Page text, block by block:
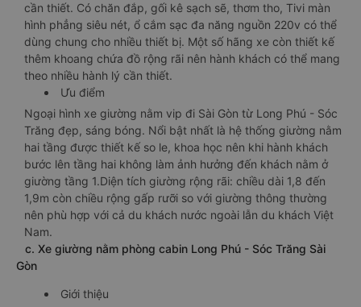
cần thiết. Có chăn đắp, gối kê sạch sẽ, thơm tho, Tivi màn
hình phẳng siêu nét, ổ cắm sạc đa năng nguồn 220v có thể
dùng chung cho nhiều thiết bị. Một số hãng xe còn thiết kế
thêm khoang chứa đồ rộng rãi nên hành khách có thể mang
theo nhiều hành lý cần thiết.
Ưu điểm
Ngoại hình xe giường nằm vip đi Sài Gòn từ Long Phú - Sóc
Trăng đẹp, sáng bóng. Nổi bật nhất là hệ thống giường nằm
hai tầng được thiết kế so le, khoa học nên khi hành khách
bước lên tầng hai không làm ảnh hưởng đến khách nằm ở
giường tầng 1.Diện tích giường rộng rãi: chiều dài 1,8 đến
1,9m còn chiều rộng gấp rưỡi so với giường thông thường
nên phù hợp với cả du khách nước ngoài lẫn du khách Việt
Nam.
c. Xe giường nằm phòng cabin Long Phú - Sóc Trăng Sài
Gòn
Giới thiệu